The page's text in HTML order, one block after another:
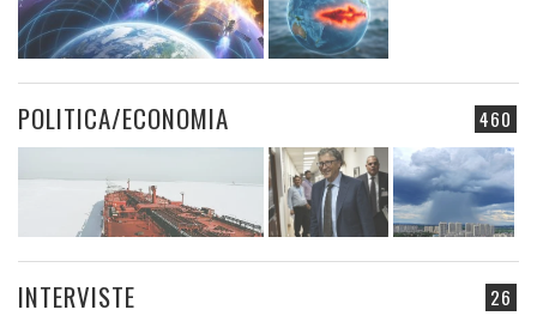
460
POLITICA/ECONOMIA
26
INTERVISTE